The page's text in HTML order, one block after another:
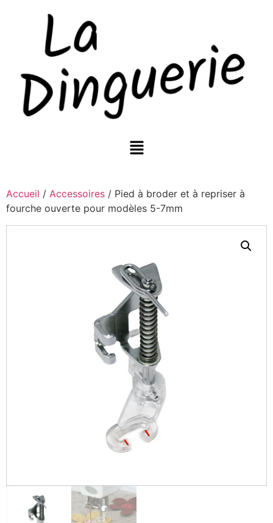
Accueil / Accessoires / Pied à broder et à repriser à
fourche ouverte pour modèles 5-7mm